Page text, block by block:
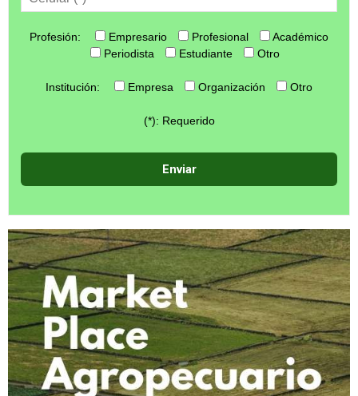
Profesión: Empresario Profesional
Académico
Periodista
Estudiante Otro
Institución: Empresa Organización Otro
(*): Requerido